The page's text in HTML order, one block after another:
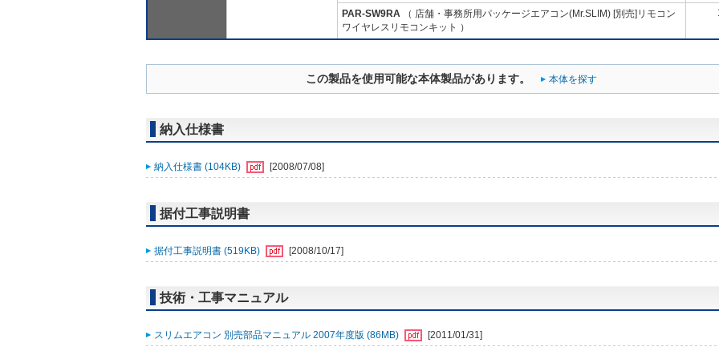
PAR-SW9RA （ 店舗・事務所用パッケージエアコン(Mr.SLIM) [別売]リモコン
ワイヤレスリモコンキット ）
この製品を使用可能な本体製品があります。 本体を探す
納入仕様書
納入仕様書 (104KB) [2008/07/08]
据付工事説明書
据付工事説明書 (519KB) [2008/10/17]
技術・工事マニュアル
スリムエアコン 別売部品マニュアル 2007年度版 (86MB) [2011/01/31]